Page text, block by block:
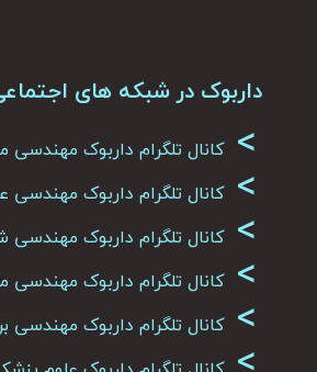
داربوک در شبکه های
> کانال تلگرام داربوک مهندسی
> کانال تلگرام داربوک مهندسی
> کانال تلگرام داربوک
> کانال تلگرام داربوک مهندسی
> کانال تلگرام داربوک مهندسی